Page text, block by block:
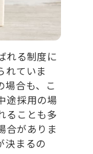
れる制度に
れていま
場合も、こ
途採用の場
ることも多
合がありま
決まるの